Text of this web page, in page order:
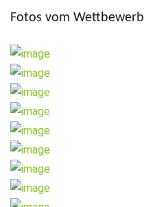
Fotos vom Wettbewerb